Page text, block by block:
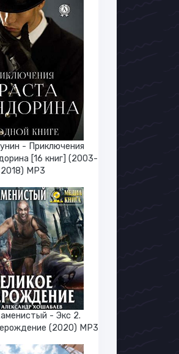
- Приключения
[16 книг] (2003-
2018) МР3
- Экс 2.
(2020) МР3